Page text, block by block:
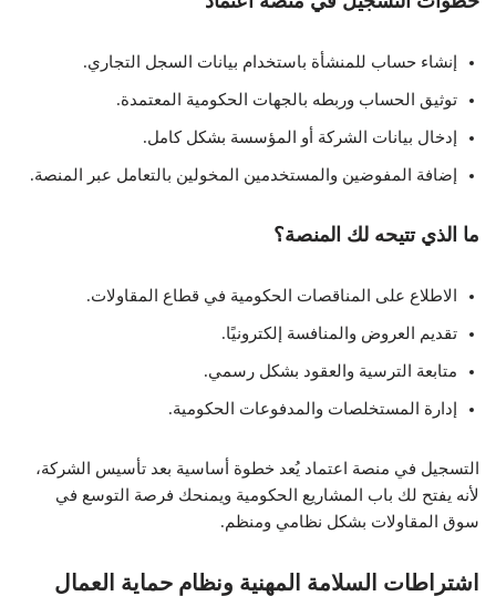
إنشاء حساب للمنشأة باستخدام بيانات السجل التجاري.
توثيق الحساب وربطه بالجهات الحكومية المعتمدة.
إدخال بيانات الشركة أو المؤسسة بشكل كامل.
إضافة المفوضين والمستخدمين المخولين بالتعامل عبر المنصة.
ما الذي تتيحه لك المنصة؟
الاطلاع على المناقصات الحكومية في قطاع المقاولات.
تقديم العروض والمنافسة إلكترونيًا.
متابعة الترسية والعقود بشكل رسمي.
إدارة المستخلصات والمدفوعات الحكومية.
التسجيل في منصة اعتماد يُعد خطوة أساسية بعد تأسيس الشركة،
لأنه يفتح لك باب المشاريع الحكومية ويمنحك فرصة التوسع في
سوق المقاولات بشكل نظامي ومنظم.
اشتراطات السلامة المهنية ونظام حماية العمال